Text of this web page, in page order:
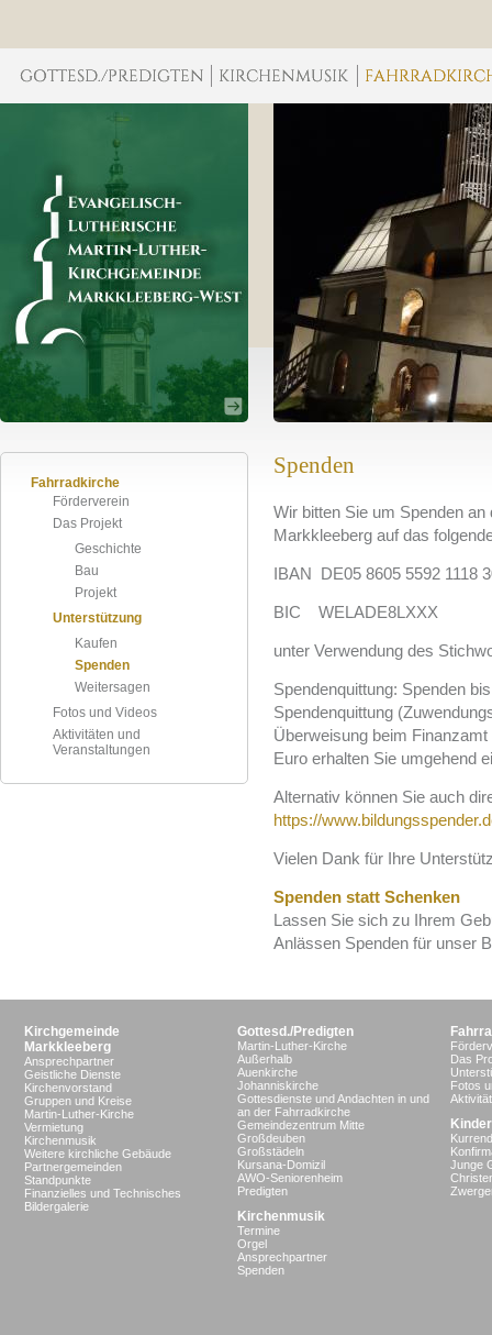
Fahrradkirche
Förderverein
Das Projekt
Geschichte
Bau
Projekt
Unterstützung
Kaufen
Spenden
Weitersagen
Fotos und Videos
Aktivitäten und
Veranstaltungen
Spenden
Wir bitten Sie um Spenden
Markkleeberg auf das
IBAN DE05 8605 5592 1118
BIC WELADE8LXXX
unter Verwendung des
Spendenquittung: Spenden
Spendenquittung
Überweisung beim
Euro erhalten Sie umgehend
Alternativ können Sie auch
https://
Vielen Dank für Ihre
Spenden statt Schenken
Lassen Sie sich zu Ihrem
Anlässen Spenden für unser
Kirchgemeinde
Markkleeberg
Ansprechpartner
Geistliche Dienste
Kirchenvorstand
Gruppen und Kreise
Martin-Luther-Kirche
Vermietung
Kirchenmusik
Weitere kirchliche Gebäude
Partnergemeinden
Standpunkte
Finanzielles und Technisches
Bildergalerie
Gottesd./Predigten
Martin-Luther-Kirche
Außerhalb
Auenkirche
Johanniskirche
Gottesdienste und Andachten in und
an der Fahrradkirche
Gemeindezentrum Mitte
Großdeuben
Großstädeln
Kursana-Domizil
AWO-Seniorenheim
Predigten
Kirchenmusik
Termine
Orgel
Ansprechpartner
Spenden
Das
Fotos
Junge